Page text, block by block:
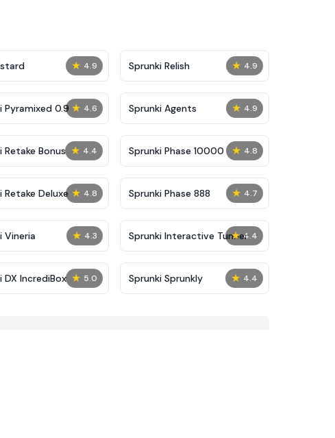
★ 4.9 ★ 4.9
Sprunki Relish
★ 4.6
Pyramixed 0.9 ★ 4.9
Sprunki Agents
★ 4.4
Retake Bonus ★ 4.8
Sprunki Phase 10000
★ 4.8
Retake Deluxe ★ 4.7
Sprunki Phase 888
★ 4.3
Vineria ★ 4.4
Sprunki Interactive Tunner
★ 5.0
DX IncrediBox ★ 4.4
Sprunki Sprunkly